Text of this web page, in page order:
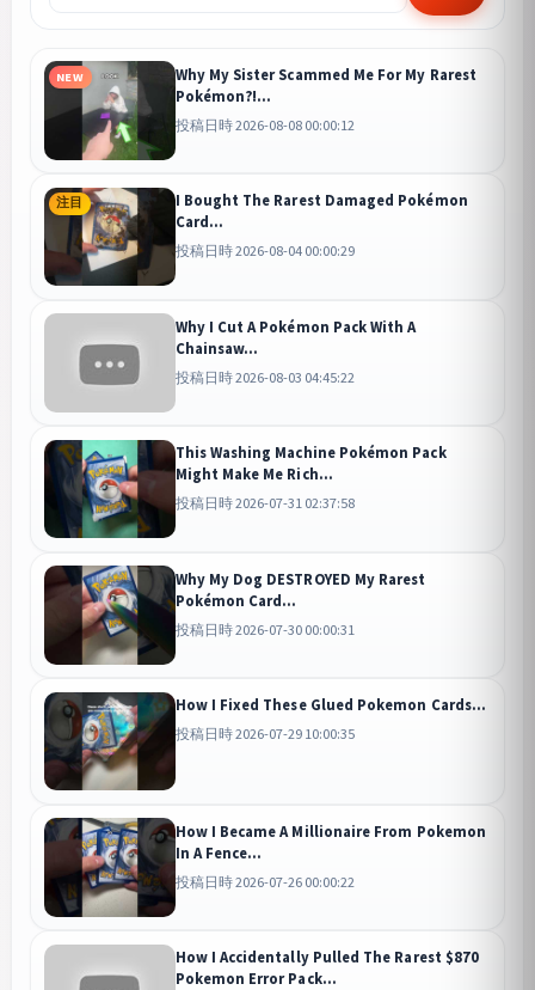
NEW
Why My Sister Scammed Me For My Rarest
Pokémon?!...
投稿日時 2026-08-08 00:00:12
注目
I Bought The Rarest Damaged Pokémon
Card...
投稿日時 2026-08-04 00:00:29
Why I Cut A Pokémon Pack With A
Chainsaw...
投稿日時 2026-08-03 04:45:22
This Washing Machine Pokémon Pack
Might Make Me Rich...
投稿日時 2026-07-31 02:37:58
Why My Dog DESTROYED My Rarest
Pokémon Card...
投稿日時 2026-07-30 00:00:31
How I Fixed These Glued Pokemon Cards...
投稿日時 2026-07-29 10:00:35
How I Became A Millionaire From Pokemon
In A Fence...
投稿日時 2026-07-26 00:00:22
How I Accidentally Pulled The Rarest $870
Pokemon Error Pack...